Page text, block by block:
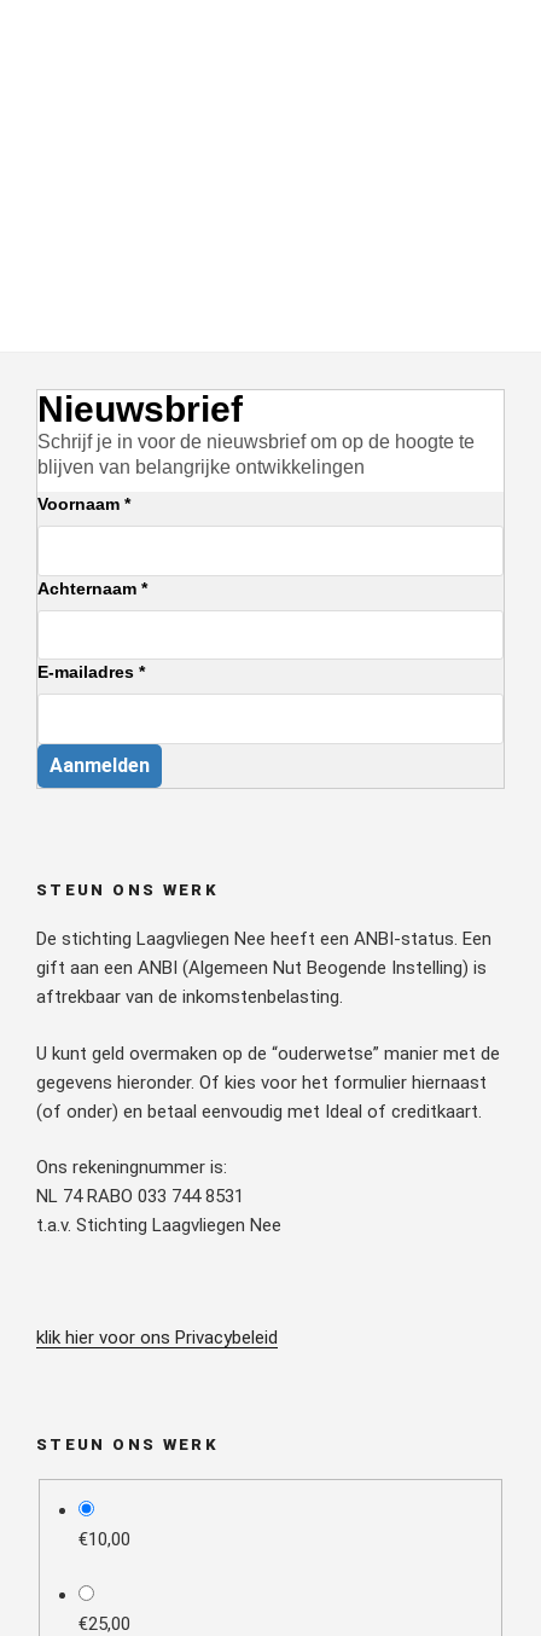
Nieuwsbrief
Schrijf je in voor de nieuwsbrief om op de hoogte te
blijven van belangrijke ontwikkelingen
Voornaam *
Achternaam *
E-mailadres *
Aanmelden
STEUN ONS WERK
De stichting Laagvliegen Nee heeft een ANBI-status. Een
gift aan een ANBI (Algemeen Nut Beogende Instelling) is
aftrekbaar van de inkomstenbelasting.
U kunt geld overmaken op de “ouderwetse” manier met de
gegevens hieronder. Of kies voor het formulier hiernaast
(of onder) en betaal eenvoudig met Ideal of creditkaart.
Ons rekeningnummer is:
NL 74 RABO 033 744 8531
t.a.v. Stichting Laagvliegen Nee
klik hier voor ons Privacybeleid
STEUN ONS WERK
plan_select
€10,00
€25,00